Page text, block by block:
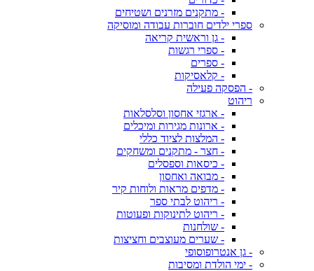
- מתקנים מזרנים ושטיחים
ספרי ילדים חוברות עבודה ומוסיקה
- גן וראשית קריאה
- ספרי רגשות
- ספרים
- קלאסיקות
- הפסקה פעילה
ריהוט
- ארגזי אחסון וסלסלאות
- ארונות מגירות ומיכלים
- המלצות לציוד כללי
- חצר - מתקנים ומשחקים
- כיסאות וספסלים
- מבואה ואחסון
- מדפים מראות ולוחות קיר
- ריהוט לבתי ספר
- ריהוט לתינוקות ופעוטות
- שולחנות
- שערים מעוצבים וחציצות
- גן אנטרופוסופי
- ימי הולדת ומסיבות